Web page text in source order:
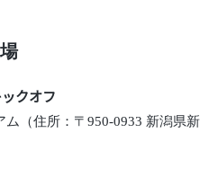
ックオフ
（住所：〒950-0933 新潟県新